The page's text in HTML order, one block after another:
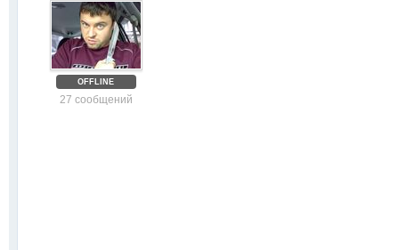
OFFLINE
27 сообщений